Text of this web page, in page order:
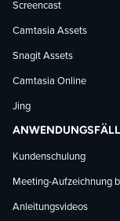
Screencast
Camtasia Assets
Snagit Assets
Camtasia Online
Jing
Kundenschulung
Meeting-Aufzeichnung
Anleitungsvideos